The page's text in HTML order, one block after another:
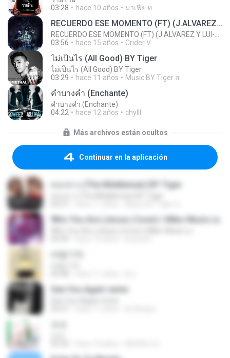
03:28
hace 10 años มาเฟีย ท.
RECUERDO ESE MOMENTO (FT) (J.ALVAREZ Y LUI-G 21 PLUS)
03:56
hace 15 años Crider V.
ไม่เป็นไร (All Good) BY Tiger
ไม่เป็นไร (All Good) BY Tiger
03:29
hace 11 años Music BY Tiger ส.
คำบางคำ (Enchante)
คำบางคำ (Enchante)
04:22
hace 12 años chylll
Más archivos están ocultos
Continuar en la aplicación
คนกลาง (The Middleman) BY Tiger
Who You Are (Jesse j Cover) | Miko-Music.ru
See You Again remix